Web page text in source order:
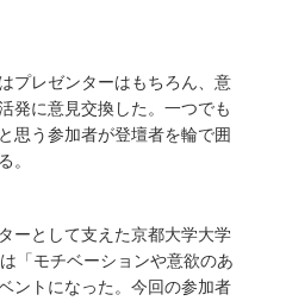
プレゼンターはもちろん、意
発に意見交換した。一つでも
思う参加者が登壇者を輪で囲
。
ーとして支えた京都大学大学
「モチベーションや意欲のあ
ントになった。今回の参加者